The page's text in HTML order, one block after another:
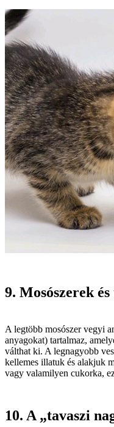
9. Mosószerek
A legtöbb mosószer vegyi
anyagokat) tartalmaz,
válthat ki. A legnagyobb
kellemes illatuk és alakjuk
vagy valamilyen cukorka,
10. A „tavaszi